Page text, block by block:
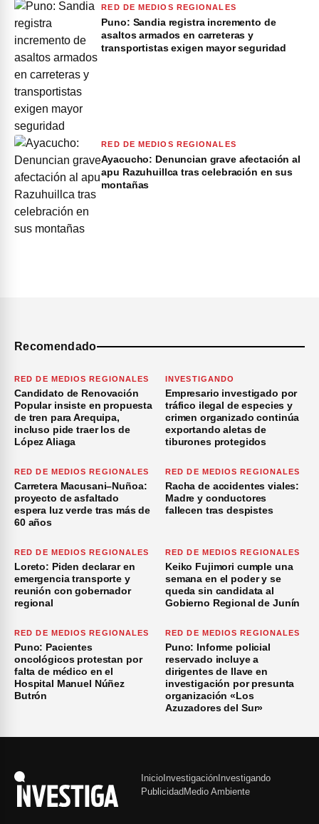
RED DE MEDIOS REGIONALES
Puno: Sandia registra incremento de
asaltos armados en carreteras y
transportistas exigen mayor seguridad
RED DE MEDIOS REGIONALES
Ayacucho: Denuncian grave afectación al
apu Razuhuillca tras celebración en sus
montañas
Recomendado
RED DE MEDIOS REGIONALES
Candidato de Renovación
Popular insiste en propuesta
de tren para Arequipa,
incluso pide traer los de
López Aliaga
INVESTIGANDO
Empresario investigado por
tráfico ilegal de especies y
crimen organizado continúa
exportando aletas de
tiburones protegidos
RED DE MEDIOS REGIONALES
Carretera Macusani–Nuñoa:
proyecto de asfaltado
espera luz verde tras más de
60 años
RED DE MEDIOS REGIONALES
Racha de accidentes viales:
Madre y conductores
fallecen tras despistes
RED DE MEDIOS REGIONALES
Loreto: Piden declarar en
emergencia transporte y
reunión con gobernador
regional
RED DE MEDIOS REGIONALES
Keiko Fujimori cumple una
semana en el poder y se
queda sin candidata al
Gobierno Regional de Junín
RED DE MEDIOS REGIONALES
Puno: Pacientes
oncológicos protestan por
falta de médico en el
Hospital Manuel Núñez
Butrón
RED DE MEDIOS REGIONALES
Puno: Informe policial
reservado incluye a
dirigentes de Ilave en
investigación por presunta
organización «Los
Azuzadores del Sur»
InicioInvestigaciónInvestigando
PublicidadMedio Ambiente